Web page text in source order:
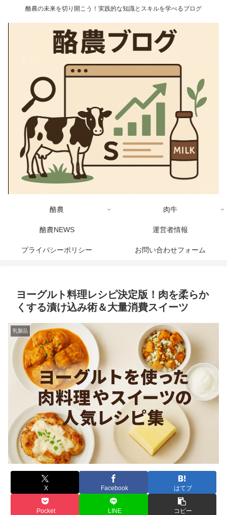
酪農の未来を切り開こう！実践的な知識とスキルを学べるブログ
酪農 肉牛
酪農NEWS 運営者情報
プライバシーポリシー お問い合わせフォーム
ヨーグルト料理レシピ決定版！肉を柔らか
くする漬け込み術＆大量消費スイーツ
乳製品
X Facebook はてブ
Pocket LINE コピー